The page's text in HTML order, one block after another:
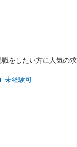
をしたい方に人気の
未経験可